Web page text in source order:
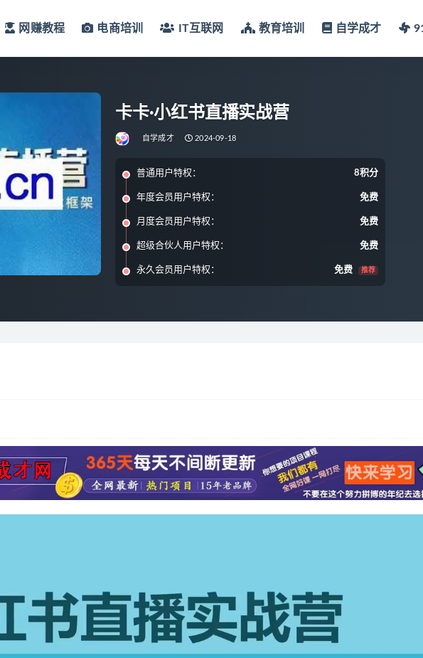
网赚教程 电商培训 IT互联网 教育培训 自学成才
卡卡·小红书直播实战营
自学成才 2024-09-18
普通用户特权： 8积分
年度会员用户特权： 免费
月度会员用户特权： 免费
超级合伙人用户特权： 免费
永久会员用户特权： 免费 推荐